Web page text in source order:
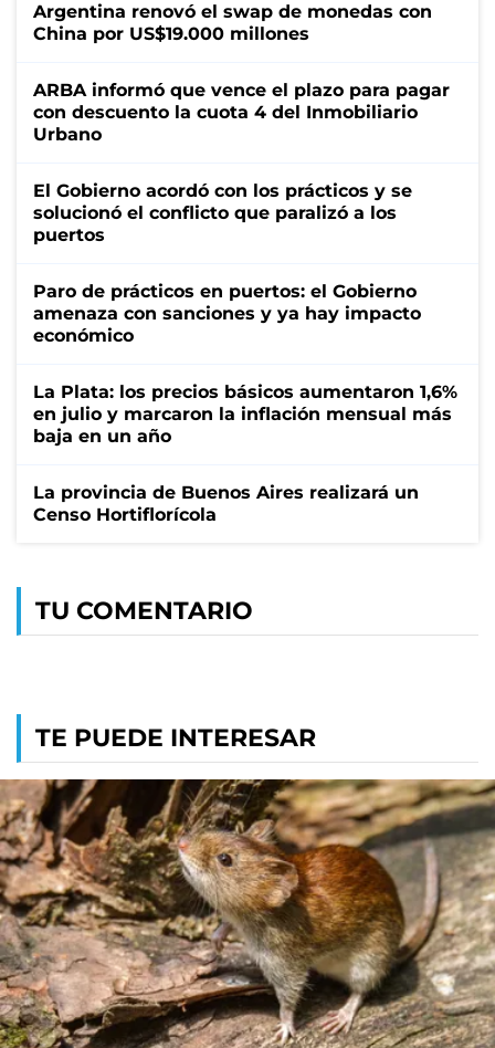
Argentina renovó el swap de monedas con
China por US$19.000 millones
ARBA informó que vence el plazo para pagar
con descuento la cuota 4 del Inmobiliario
Urbano
El Gobierno acordó con los prácticos y se
solucionó el conflicto que paralizó a los
puertos
Paro de prácticos en puertos: el Gobierno
amenaza con sanciones y ya hay impacto
económico
La Plata: los precios básicos aumentaron 1,6%
en julio y marcaron la inflación mensual más
baja en un año
La provincia de Buenos Aires realizará un
Censo Hortiflorícola
TU COMENTARIO
TE PUEDE INTERESAR